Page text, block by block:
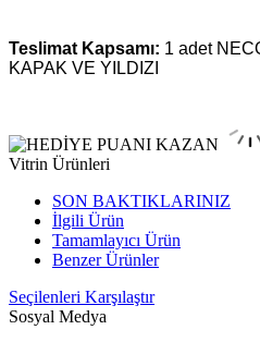
Teslimat Kapsamı: 1 adet
KAPAK VE YILDIZI
Vitrin Ürünleri
SON BAKTIKLARINIZ
İlgili Ürün
Tamamlayıcı Ürün
Benzer Ürünler
Seçilenleri Karşılaştır
Sosyal Medya